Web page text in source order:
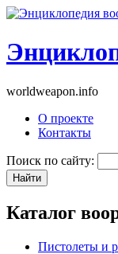
worldweapon.info
О проекте
Контакты
Поиск по сайту:
Каталог
Пистолеты и